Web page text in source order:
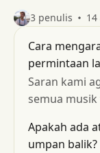
3 penulis
Cara
permintaan
Saran kami
semua
Apakah ada
umpan balik?